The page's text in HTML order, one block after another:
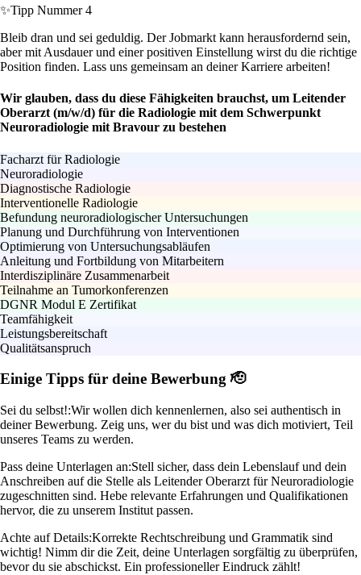
✨Tipp Nummer 4
Bleib dran und sei geduldig. Der Jobmarkt kann herausfordernd sein,
aber mit Ausdauer und einer positiven Einstellung wirst du die richtige
Position finden. Lass uns gemeinsam an deiner Karriere arbeiten!
Wir glauben, dass du diese Fähigkeiten brauchst, um Leitender
Oberarzt (m/w/d) für die Radiologie mit dem Schwerpunkt
Neuroradiologie mit Bravour zu bestehen
Facharzt für Radiologie
Neuroradiologie
Diagnostische Radiologie
Interventionelle Radiologie
Befundung neuroradiologischer Untersuchungen
Planung und Durchführung von Interventionen
Optimierung von Untersuchungsabläufen
Anleitung und Fortbildung von Mitarbeitern
Interdisziplinäre Zusammenarbeit
Teilnahme an Tumorkonferenzen
DGNR Modul E Zertifikat
Teamfähigkeit
Leistungsbereitschaft
Qualitätsanspruch
Einige Tipps für deine Bewerbung 🫡
Sei du selbst!:Wir wollen dich kennenlernen, also sei authentisch in
deiner Bewerbung. Zeig uns, wer du bist und was dich motiviert, Teil
unseres Teams zu werden.
Pass deine Unterlagen an:Stell sicher, dass dein Lebenslauf und dein
Anschreiben auf die Stelle als Leitender Oberarzt für Neuroradiologie
zugeschnitten sind. Hebe relevante Erfahrungen und Qualifikationen
hervor, die zu unserem Institut passen.
Achte auf Details:Korrekte Rechtschreibung und Grammatik sind
wichtig! Nimm dir die Zeit, deine Unterlagen sorgfältig zu überprüfen,
bevor du sie abschickst. Ein professioneller Eindruck zählt!